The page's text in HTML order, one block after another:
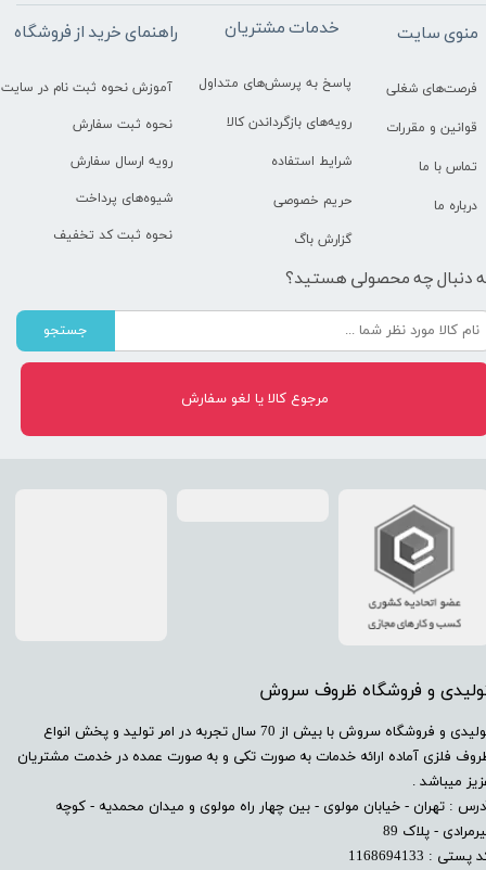
و فروشگاه ظروف سروش
​تولیدی و فروشگاه سروش با بیش از 70 سال تجربه در امر تولید و پخش انواع
فلزی آماده ارائه خدمات به صورت تکی و به صورت عمده در خدمت مشتریان
میباشد .
: تهران - خیابان مولوی - بین چهار راه مولوی و میدان محمدیه - کوچه
- پلاک 89
پستی : 1168694133
راهنمای خرید از فروشگاه
آموزش نحوه ثبت نام در سایت
نحوه ثبت سفارش
رویه ارسال سفارش
شیوه‌های پرداخت
نحوه ثبت کد تخفیف
خدمات مشتریان
پاسخ به پرسش‌های متداول
رویه‌های بازگرداندن کالا
شرایط استفاده
حریم خصوصی
گزارش باگ
منوی سایت
فرصت‌های شغلی
قوانین و مقررات
تماس با ما
درباره ما
دنبال چه محصولی هستید؟
جستجو
مرجوع کالا یا لغو سفارش